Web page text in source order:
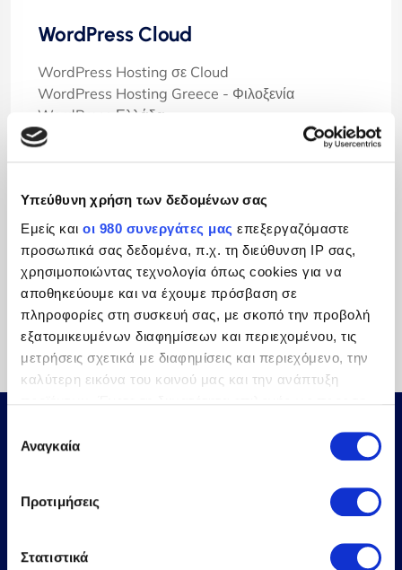
Υπεύθυνη χρήση των δεδομένων σας
Εμείς και οι 980 συνεργάτες μας επεξεργαζόμαστε
προσωπικά σας δεδομένα, π.χ. τη διεύθυνση IP σας,
χρησιμοποιώντας τεχνολογία όπως cookies για να
αποθηκεύουμε και να έχουμε πρόσβαση σε
πληροφορίες στη συσκευή σας, με σκοπό την προβολή
εξατομικευμένων διαφημίσεων και περιεχομένου, τις
μετρήσεις σχετικά με διαφημίσεις και περιεχόμενο, την
καλύτερη εικόνα του κοινού μας και την ανάπτυξη
σκοπούς.
επεξεργασίας των προσωπικών σας δεδομένων και
“Λεπτομέρειες”
συγκατάθεσης
Αναγκαία
Προτιμήσεις
Στατιστικά
WordPress Cloud
WordPress Hosting σε Cloud
WordPress Hosting Greece - Φιλοξενία
WordPress Ελλάδα
100GB SSD χώρος αποθήκευσης
Administrator
24/02/2023
No Comments